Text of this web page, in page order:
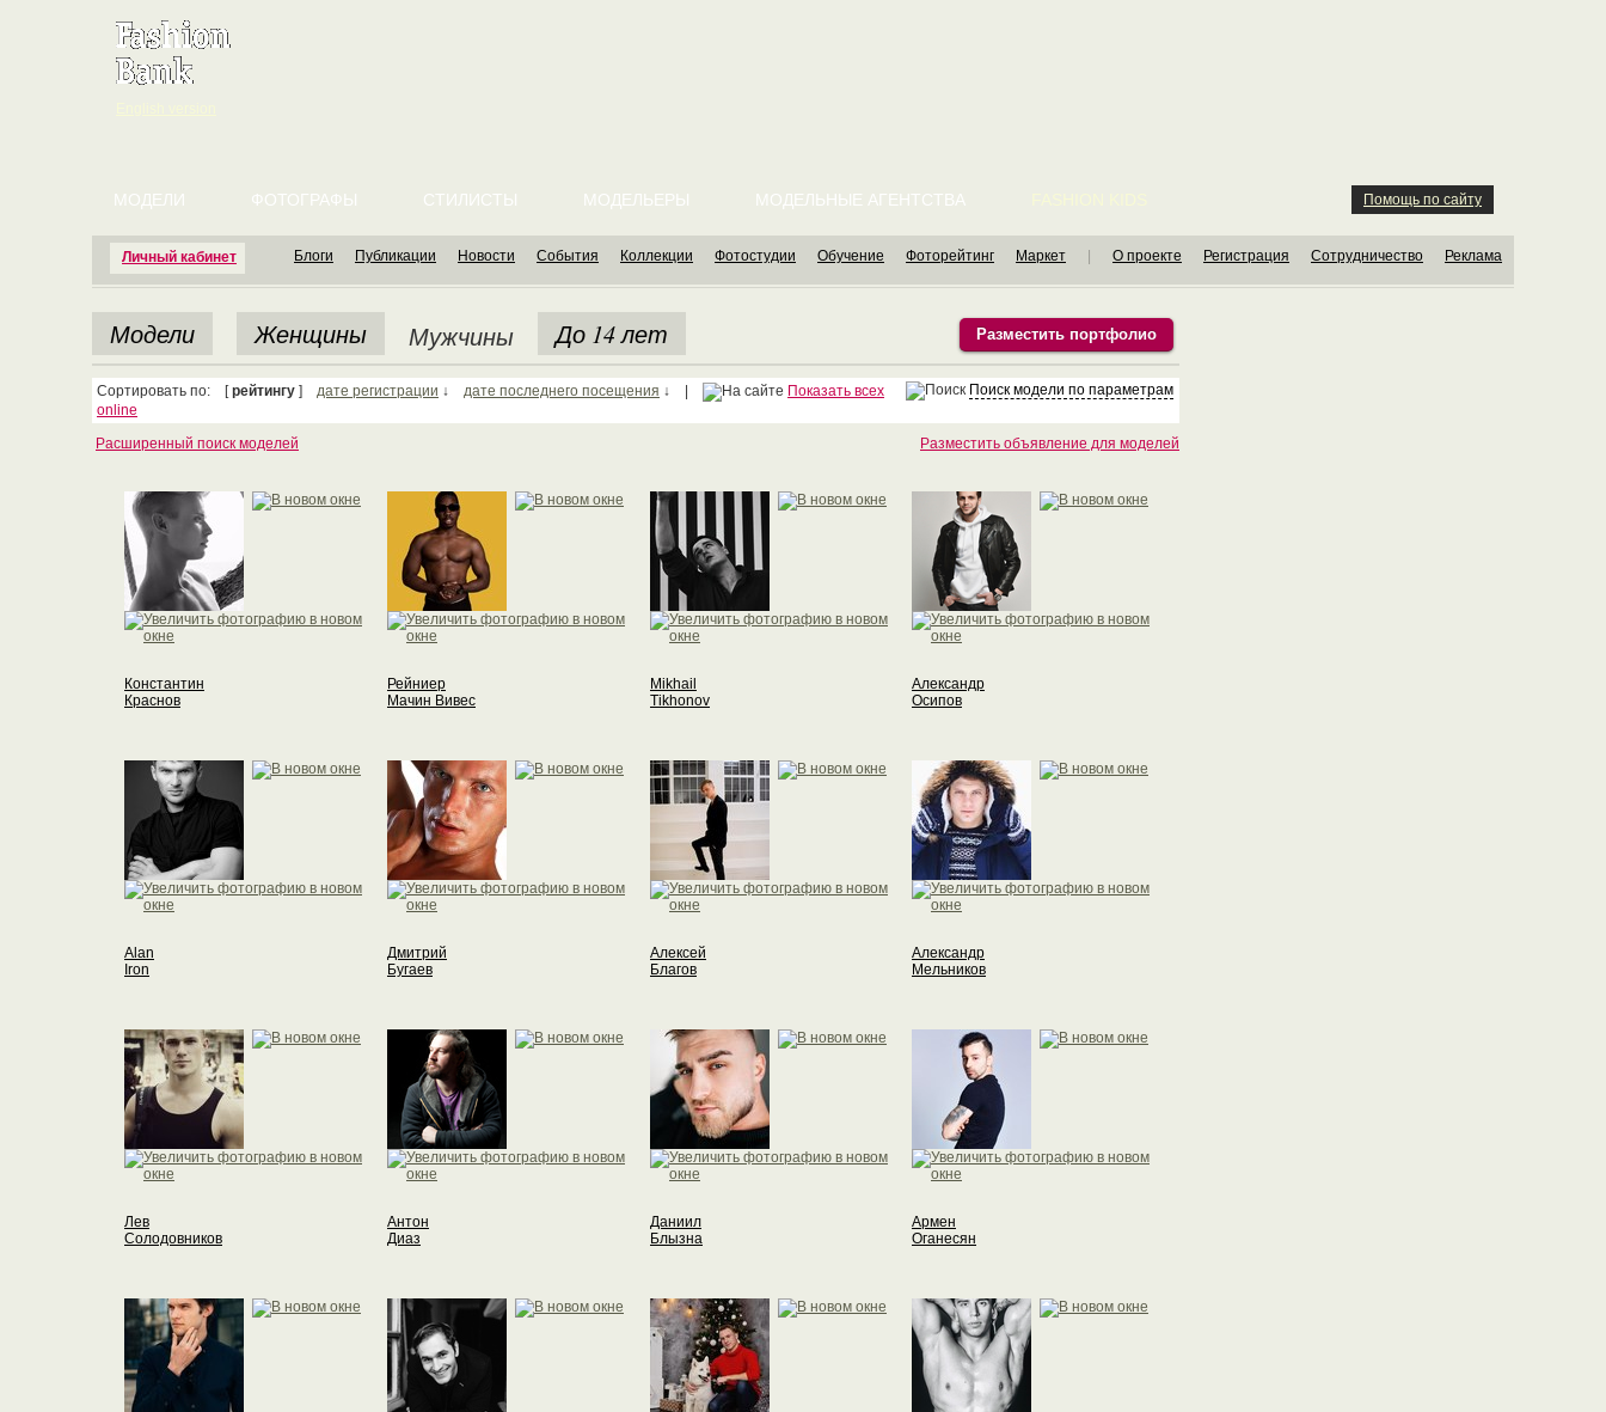
Личный кабинет
МОДЕЛИ ФОТОГРАФЫ СТИЛИСТЫ МОДЕЛЬЕРЫ МОДЕЛЬНЫЕ АГЕНТСТВА Помощь по сайту
Блоги Публикации Новости События Коллекции Фотостудии Обучение Фоторейтинг Маркет О проекте Регистрация Сотрудничество Реклама
Модели Женщины Мужчины До 14 лет Разместить портфолио
Поиск модели по параметрам
Сортировать по: [рейтингу ] дате регистрации ↓ дате последнего посещения ↓ |
Показать всех
online
Разместить объявление для моделей
Расширенный поиск моделей
Константин
Краснов
Рейниер
Мачин Вивес
Mikhail
Tikhonov
Александр
Осипов
Alan
Iron
Дмитрий
Бугаев
Алексей
Благов
Александр
Мельников
Лев
Солодовников
Антон
Диаз
Даниил
Блызна
Армен
Оганесян